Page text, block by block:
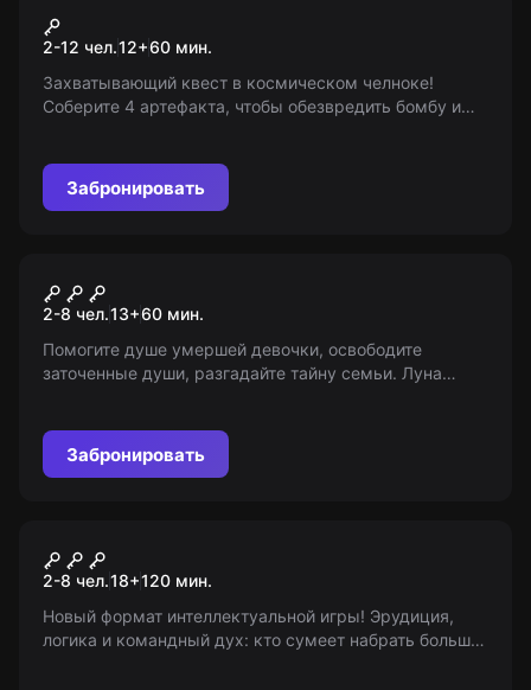
Звездный десант
2-12 чел.12+60 мин.
Захватывающий квест в космическом челноке!
Соберите 4 артефакта, чтобы обезвредить бомбу и
Забронировать
Абигейл: лабиринт
2-8 чел.13+60 мин.
Помогите душе умершей девочки, освободите
заточенные души, разгадайте тайну семьи. Луна
Забронировать
60 секунд
2-8 чел.18+120 мин.
Новый формат интеллектуальной игры! Эрудиция,
логика и командный дух: кто сумеет набрать больше